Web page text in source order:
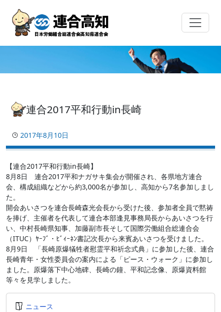
content
連合2017平和行動in長崎
2017年8月10日
【連合2017平和行動in長崎】
8月8日 連合2017平和ナガサキ集会が開催され、各県地方連合
会、構成組織などから約3,000名が参加し、高知から7名参加しまし
た。
開会あいさつを連合長崎森光会長から受けた後、参加者全員で黙祷
を捧げ、主催者を代表して連合本部逢見事務局長からあいさつを行
い、中村長崎県知事、加藤副市長そして国際労働組合総連合会
（ITUC）ﾔｰﾌﾞ・ﾋﾞｨｰﾈﾝ書記次長から来賓あいさつを受けました。
8月9日 「長崎原爆犠牲者慰霊平和祈念式典」に参加した後、連合
長崎青年・女性委員会の案内による「ピース・ウォーク」に参加し
ました。原爆落下中心地碑、長崎の鐘、平和記念像、原爆資料館
等々を見学しました。
ニュース